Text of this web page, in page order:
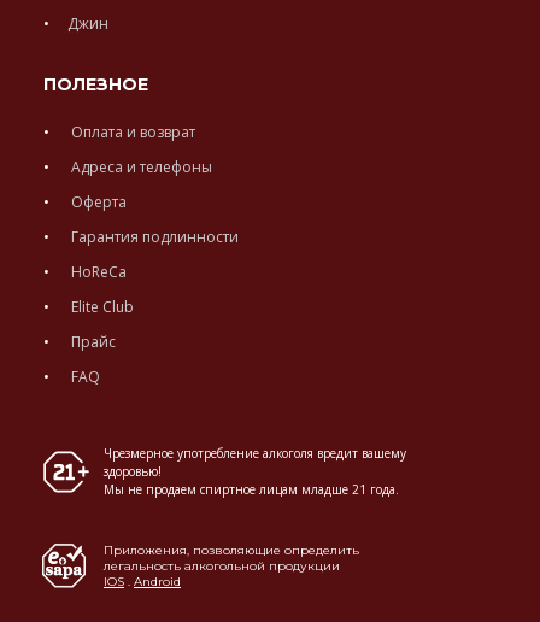
Джин
ПОЛЕЗНОЕ
Оплата и возврат
Адреса и телефоны
Оферта
Гарантия подлинности
HoReCa
Elite Club
Прайс
FAQ
Чрезмерное употребление алкоголя вредит вашему
здоровью!
Мы не продаем спиртное лицам младше 21 года.
Приложения, позволяющие определить
легальность алкогольной продукции
IOS . Android